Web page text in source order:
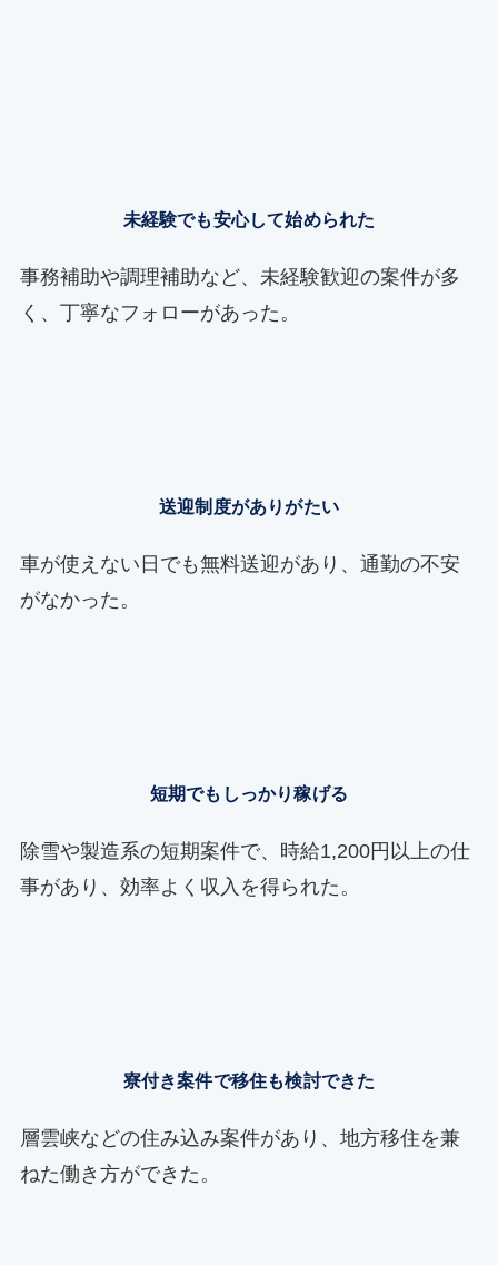
未経験でも安心して始められた
事務補助や調理補助など、未経験歓迎の案件が多
く、丁寧なフォローがあった。
送迎制度がありがたい
車が使えない日でも無料送迎があり、通勤の不安
がなかった。
短期でもしっかり稼げる
除雪や製造系の短期案件で、時給1,200円以上の仕
事があり、効率よく収入を得られた。
寮付き案件で移住も検討できた
層雲峡などの住み込み案件があり、地方移住を兼
ねた働き方ができた。